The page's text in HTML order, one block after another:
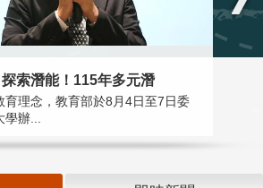
索潛能！115年多元潛
育理念，教育部於8月4日至7日委
辦...